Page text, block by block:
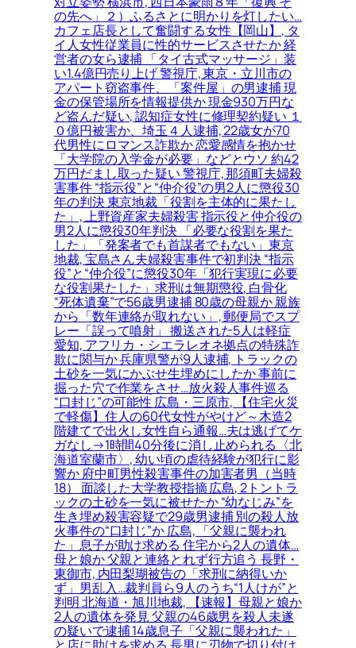
の先へ」２）ふるさとに明かりを灯したい…
カフェ店長として奮闘する女性【岡山】, タ
イ人女性従業員に性的サービスさせたか 経
営者の女ら逮捕 「タイ古式マッサージ」装
い1.4億円売り上げ 警視庁, 東京・立川市の
アパート窃盗事件、「案件屋」の男逮捕 現
金の保管場所を情報提供か 現金930万円な
ど盗んだ疑い, 認知症女性に修理契約疑い １
０億円被害か、埼玉４人逮捕, 22歳女が70
代男性にロマンス詐欺か 恋愛感情を抱かせ
「大学院の入学金が必要」などとウソ 約42
万円だまし取った疑い 警視庁, 那須町夫婦殺
害事件 “指示役”と“仲介役”の男2人に懲役30
年の判決 東京地裁「役割を主体的に果たし
た」, 上野資産家夫婦殺害 指示役と仲介役の
男2人に懲役30年判決 「必要な役割を果た
した」「発案者でも首謀者でもない」東京
地裁, 宝島さん夫婦殺害事件で初判決 “指示
役”と“仲介役”に懲役30年「犯行実現に必要
な役割果たした」求刑は無期懲役, 白骨化
“死体遺棄”で56歳男逮捕 80歳の母親か 親族
から「数年連絡が取れない」, 郵便局でスプ
レー「誤って噴射」 搬送された5人は軽症
愛知, アフリカ・シエラレオネ拠点の特殊詐
欺に関与か 兵庫県警が9人逮捕, トラックの
土砂を一気にかぶせ生埋めにしたか 事前に
掘った穴で作業をさせ…放火殺人事件巡る
“口封じ”の可能性 広島・三原市, 【住宅火災
で軽傷】住人の60代女性がやけど～木造2
階建てで出火し女性自ら通報…夫は逃げてケ
ガなし→1時間40分後に消し止められる〈北
海道室蘭市〉, 幼い頃の虐待経験が犯行に影
響か 府中町男性殺害事件の加害者男（当時
18） 面談した大学教授指摘 広島, 2トントラ
ックの土砂を一気に被せたか “幼なじみ”を
生き埋め殺害容疑で29歳男逮捕 別の殺人放
火事件の“口封じ”か 広島, 「父親に襲われ
た」息子が助け求める 住宅から2人の遺体…
母と娘か 父親と連絡とれず行方追う 長野・
東御市, 内田梨瑚被告の「求刑に納得いか
ず」男乱入…裁判員ら9人のうち“1人けが”と
判明 北海道・旭川地裁, 【速報】母親と娘か
2人の遺体を発見 父親の46歳男を殺人未遂
の疑いで逮捕 14歳息子「父親に襲われた」